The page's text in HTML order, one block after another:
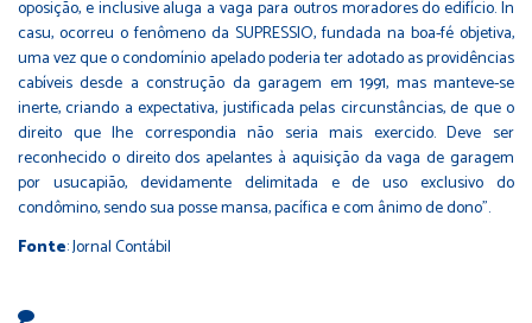
oposição, e inclusive aluga a vaga para outros moradores do edifício. In
casu, ocorreu o fenômeno da SUPRESSIO, fundada na boa-fé objetiva,
uma vez que o condomínio apelado poderia ter adotado as providências
cabíveis desde a construção da garagem em 1991, mas manteve-se
inerte, criando a expectativa, justificada pelas circunstâncias, de que o
direito que lhe correspondia não seria mais exercido. Deve ser
reconhecido o direito dos apelantes à aquisição da vaga de garagem
por usucapião, devidamente delimitada e de uso exclusivo do
condômino, sendo sua posse mansa, pacífica e com ânimo de dono”.
Fonte: Jornal Contábil